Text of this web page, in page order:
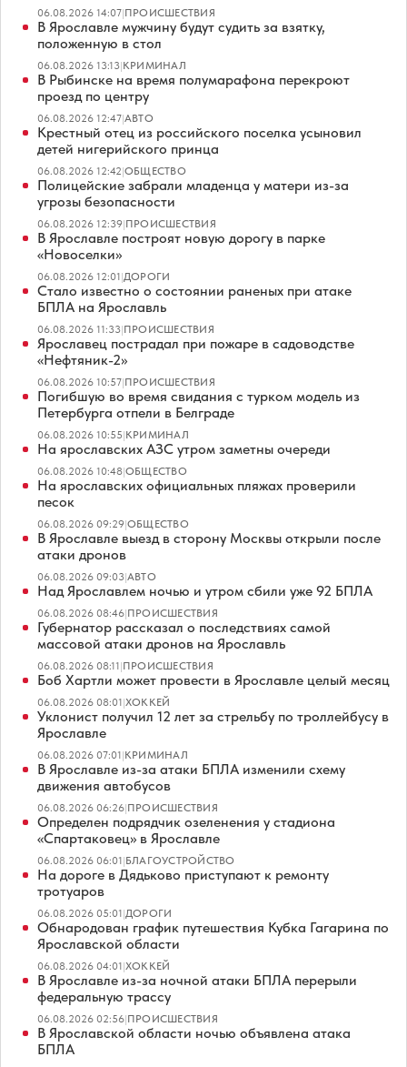
06.08.2026 14:07|ПРОИСШЕСТВИЯ
В Ярославле мужчину будут судить за взятку,
положенную в стол
06.08.2026 13:13|КРИМИНАЛ
В Рыбинске на время полумарафона перекроют
проезд по центру
06.08.2026 12:47|АВТО
Крестный отец из российского поселка усыновил
детей нигерийского принца
06.08.2026 12:42|ОБЩЕСТВО
Полицейские забрали младенца у матери из-за
угрозы безопасности
06.08.2026 12:39|ПРОИСШЕСТВИЯ
В Ярославле построят новую дорогу в парке
«Новоселки»
06.08.2026 12:01|ДОРОГИ
Стало известно о состоянии раненых при атаке
БПЛА на Ярославль
06.08.2026 11:33|ПРОИСШЕСТВИЯ
Ярославец пострадал при пожаре в садоводстве
«Нефтяник-2»
06.08.2026 10:57|ПРОИСШЕСТВИЯ
Погибшую во время свидания с турком модель из
Петербурга отпели в Белграде
06.08.2026 10:55|КРИМИНАЛ
На ярославских АЗС утром заметны очереди
06.08.2026 10:48|ОБЩЕСТВО
На ярославских официальных пляжах проверили
песок
06.08.2026 09:29|ОБЩЕСТВО
В Ярославле выезд в сторону Москвы открыли после
атаки дронов
06.08.2026 09:03|АВТО
Над Ярославлем ночью и утром сбили уже 92 БПЛА
06.08.2026 08:46|ПРОИСШЕСТВИЯ
Губернатор рассказал о последствиях самой
массовой атаки дронов на Ярославль
06.08.2026 08:11|ПРОИСШЕСТВИЯ
Боб Хартли может провести в Ярославле целый месяц
06.08.2026 08:01|ХОККЕЙ
Уклонист получил 12 лет за стрельбу по троллейбусу в
Ярославле
06.08.2026 07:01|КРИМИНАЛ
В Ярославле из-за атаки БПЛА изменили схему
движения автобусов
06.08.2026 06:26|ПРОИСШЕСТВИЯ
Определен подрядчик озеленения у стадиона
«Спартаковец» в Ярославле
06.08.2026 06:01|БЛАГОУСТРОЙСТВО
На дороге в Дядьково приступают к ремонту
тротуаров
06.08.2026 05:01|ДОРОГИ
Обнародован график путешествия Кубка Гагарина по
Ярославской области
06.08.2026 04:01|ХОККЕЙ
В Ярославле из-за ночной атаки БПЛА перерыли
федеральную трассу
06.08.2026 02:56|ПРОИСШЕСТВИЯ
В Ярославской области ночью объявлена атака
БПЛА